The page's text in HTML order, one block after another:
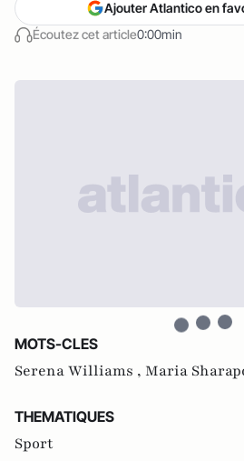
Écoutez cet article0:00min
Ajouter Atlantico en
MOTS-CLES
Serena Williams , Maria
THEMATIQUES
Sport